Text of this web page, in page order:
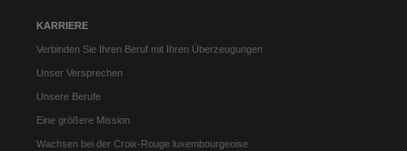
KARRIERE
Verbinden Sie Ihren Beruf mit Ihren Überzeugungen
Unser Versprechen
Unsere Berufe
Eine größere Mission
Wachsen bei der Croix-Rouge luxembourgeoise